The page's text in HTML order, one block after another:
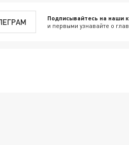
Подписывайтесь на наши
и первыми узнавайте о